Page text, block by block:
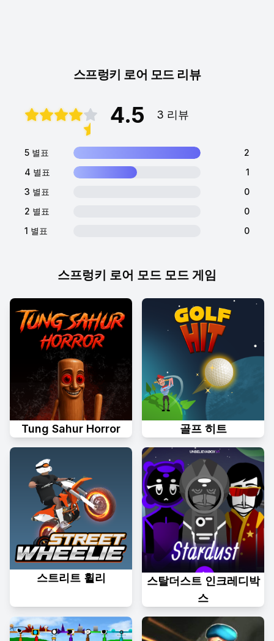
스프렁키 로어 모드 모드 게임
Tung Sahur Horror 골프 히트
스트리트 휠리
스탈더스트 인크레디박
스
스프렁키 로어 모드 리뷰
4.5 3 리뷰
5 별표
2
4 별표
1
3 별표
0
2 별표
0
1 별표
0